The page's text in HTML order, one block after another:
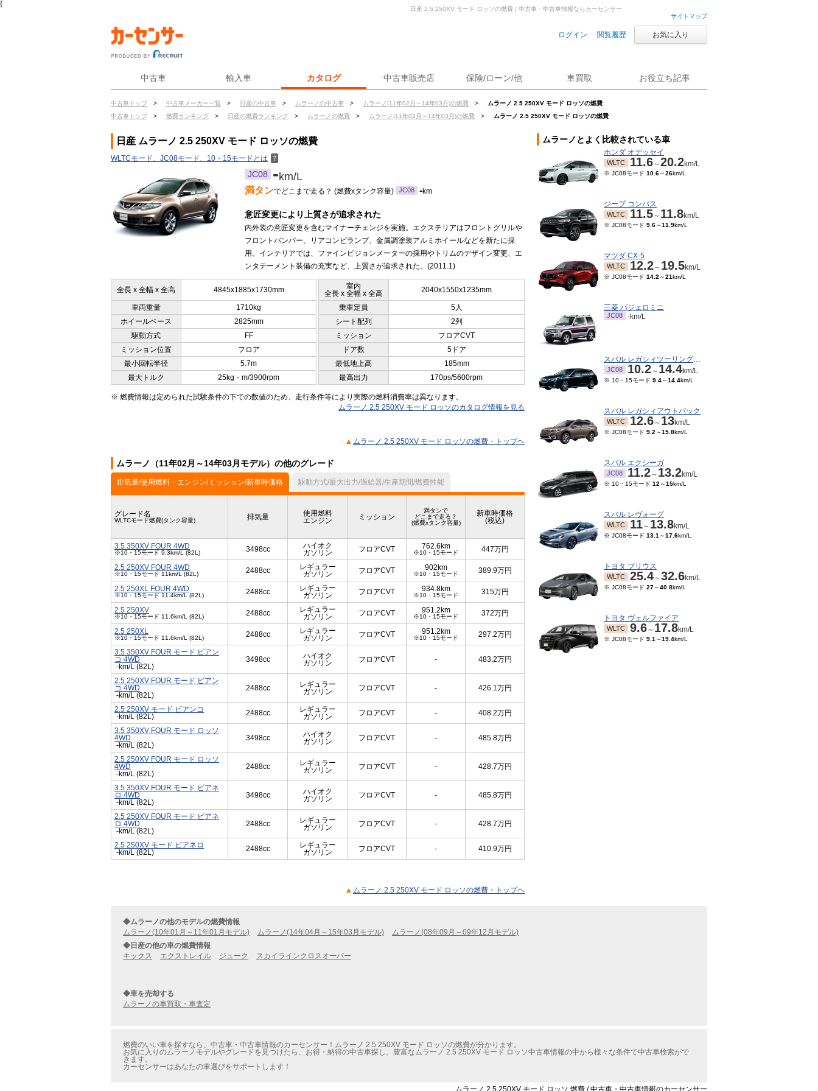
{
サイトマップ
ログイン 閲覧履歴 お気に入り
中古車 輸入車 カタログ 中古車販売店 保険/ローン/他 車買取 お役立ち記事
中古車トップ > 中古車メーカー一覧 > 日産の中古車 > ムラーノの中古車 > ムラーノ(11年02月～14年03月)の燃費 >
ムラーノ 2.5 250XV モード ロッソの燃費
中古車トップ
> 燃費ランキング > 日産の燃費ランキング > ムラーノの燃費 > ムラーノ(11年02月～14年03月)の燃費 > ムラーノ 2.5 250XV モード ロッソの燃費
日産 2.5 250XV モード ロッソの燃費 | 中古車・中古車情報ならカーセンサー
日産 ムラーノ 2.5 250XV モード ロッソの燃費
WLTCモード、JC08モード、10・15モードとは ？
JC08 -km/L
満タンでどこまで走る？ (燃費xタンク容量) JC08 -km
意匠変更により上質さが追求された
内外装の意匠変更を含むマイナーチェンジを実施。エクステリアはフロントグリルや
フロントバンパー、リアコンビランプ、金属調塗装アルミホイールなどを新たに採
用。インテリアでは、ファインビジョンメーターの採用やトリムのデザイン変更、エ
ンタテーメント装備の充実など、上質さが追求された。(2011.1)
全長 x 全幅 x 全高 4845x1885x1730mm
室内
全長 x 全幅 x 全高
2040x1550x1235mm
車両重量 1710kg 乗車定員
5人
ホイールベース
2825mm シート配列
2列
駆動方式
FF ミッション
フロアCVT
ミッション位置
フロア ドア数
5ドア
最小回転半径
5.7m 最低地上高
185mm
最大トルク
25kg・m/3900rpm 最高出力 170ps/5600rpm
※ 燃費情報は定められた試験条件の下での数値のため、走行条件等により実際の燃料消費率は異なります。
ムラーノ 2.5 250XV モード ロッソのカタログ情報を見る
ムラーノ 2.5 250XV モード ロッソの燃費・トップヘ
ムラーノ（11年02月～14年03月モデル）の他のグレード
排気量/使用燃料・エンジン/ミッション/新車時価格 駆動方式/最大出力/過給器/生産期間/燃費性能
グレード名
WLTCモード燃費(タンク容量) 排気量
使用燃料
エンジン
ミッション
満タンで
どこまで走る？
(燃費xタンク容量)
新車時価格
(税込)
3.5 350XV FOUR 4WD
※10・15モード 9.3km/L (82L) 3498cc
ハイオク
ガソリン
フロアCVT 762.6km
※10・15モード 447万円
2.5 250XV FOUR 4WD
※10・15モード 11km/L (82L) 2488cc
レギュラー
ガソリン
フロアCVT 902km
※10・15モード 389.9万円
2.5 250XL FOUR 4WD
※10・15モード 11.4km/L (82L) 2488cc
レギュラー
ガソリン
フロアCVT 934.8km
※10・15モード 315万円
2.5 250XV
※10・15モード 11.6km/L (82L) 2488cc
レギュラー
ガソリン
フロアCVT 951.2km
※10・15モード 372万円
2.5 250XL
※10・15モード 11.6km/L (82L) 2488cc
レギュラー
ガソリン
フロアCVT 951.2km
※10・15モード 297.2万円
3.5 350XV FOUR モード ビアン
コ 4WD
-km/L (82L)
3498cc
ハイオク
ガソリン
フロアCVT - 483.2万円
2.5 250XV FOUR モード ビアン
コ 4WD
-km/L (82L)
2488cc
レギュラー
ガソリン
フロアCVT - 426.1万円
2.5 250XV モード ビアンコ
-km/L (82L)
2488cc
レギュラー
ガソリン
フロアCVT - 408.2万円
3.5 350XV FOUR モード ロッソ
4WD
-km/L (82L)
3498cc
ハイオク
ガソリン
フロアCVT - 485.8万円
2.5 250XV FOUR モード ロッソ
4WD
-km/L (82L)
2488cc
レギュラー
ガソリン
フロアCVT - 428.7万円
3.5 350XV FOUR モード ビアネ
ロ 4WD
-km/L (82L)
3498cc
ハイオク
ガソリン
フロアCVT - 485.8万円
2.5 250XV FOUR モード ビアネ
ロ 4WD
-km/L (82L)
2488cc
レギュラー
ガソリン
フロアCVT - 428.7万円
2.5 250XV モード ビアネロ
-km/L (82L)
2488cc
レギュラー
ガソリン
フロアCVT - 410.9万円
ムラーノ 2.5 250XV モード ロッソの燃費・トップヘ
ムラーノとよく比較されている車
ホンダ オデッセイ
WLTC 11.6～20.2km/L
※ JC08モード 10.6～26km/L
ジープ コンパス
WLTC 11.5～ 11.8km/L
※ JC08モード 9.6～11.9km/L
マツダ CX-5
WLTC 12.2～ 19.5km/L
※ JC08モード 14.2 ～21km/L
三菱 パジェロミニ
JC08 -km/L
スバル レガシィツーリングワゴン
JC08 10.2～ 14.4km/L
※ 10・15モード 9.4～14.4km/L
スバル レガシィアウトバック
WLTC 12.6～ 13km/L
※ JC08モード 9.2 ～15.8km/L
スバル エクシーガ
JC08 11.2～ 13.2km/L
※ 10・15モード 12 ～15km/L
スバル レヴォーグ
WLTC 11～ 13.8km/L
※ JC08モード 13.1 ～17.6km/L
トヨタ プリウス
WLTC 25.4～32.6km/L
※ JC08モード 27～40.8km/L
トヨタ ヴェルファイア
WLTC 9.6～ 17.8km/L
※ JC08モード 9.1 ～19.4km/L
◆ムラーノの他のモデルの燃費情報
ムラーノ(10年01月～11年01月モデル)
ムラーノ(14年04月～15年03月モデル)
ムラーノ(08年09月～09年12月モデル)
◆日産の他の車の燃費情報
キックス
エクストレイル ジューク スカイラインクロスオーバー
◆車を売却する
ムラーノの車買取・車査定
燃費のいい車を探すなら、中古車・中古車情報のカーセンサー！ムラーノ 2.5 250XV モード ロッソの燃費が分かります。
お気に入りのムラーノモデルやグレードを見つけたら、お得・納得の中古車探し。豊富なムラーノ 2.5 250XV モード ロッソ中古車情報の中から様々な条件で中古車検索がで
きます。
カーセンサーはあなたの車選びをサポートします！